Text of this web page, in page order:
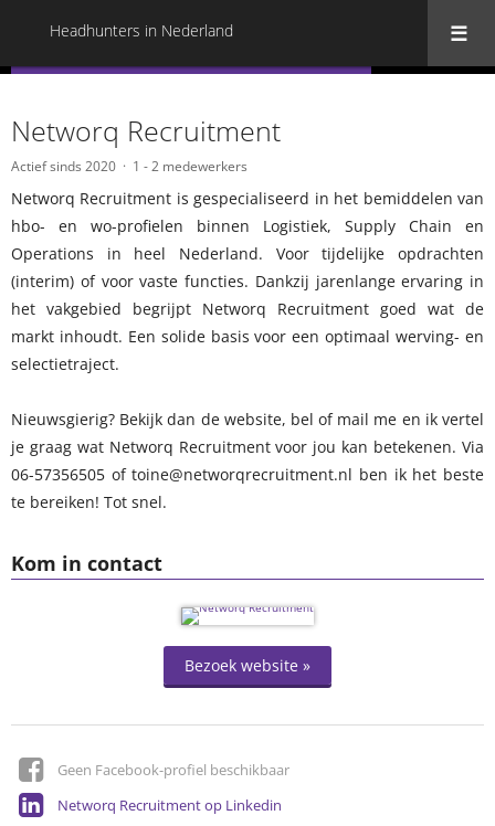
Headhunters in Nederland
Kom in contact
Bezoek website »
Geen Facebook-profiel beschikbaar
Networq Recruitment op Linkedin
Networq Recruitment
Actief sinds 2020 1 - 2 medewerkers
Networq Recruitment is gespecialiseerd in het bemiddelen van
hbo- en wo-profielen binnen Logistiek, Supply Chain en
Operations in heel Nederland. Voor tijdelijke opdrachten
(interim) of voor vaste functies. Dankzij jarenlange ervaring in
het vakgebied begrijpt Networq Recruitment goed wat de
markt inhoudt. Een solide basis voor een optimaal werving- en
selectietraject.
Nieuwsgierig? Bekijk dan de website, bel of mail me en ik vertel
je graag wat Networq Recruitment voor jou kan betekenen. Via
06-57356505 of toine@networqrecruitment.nl ben ik het beste
te bereiken! Tot snel.